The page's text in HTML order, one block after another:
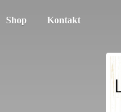
Shop Kontakt